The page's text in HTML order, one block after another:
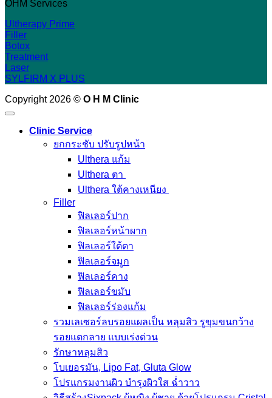
OHM Services
Ultherapy Prime
Filler
Botox
Treatment
Laser
SYLFIRM X PLUS
Copyright 2026 © O H M Clinic
Clinic Service
ยกกระชับ ปรับรูปหน้า
Ulthera แก้ม
Ulthera ตา
Ulthera ใต้คางเหนียง
Filler
ฟิลเลอร์ปาก
ฟิลเลอร์หน้าผาก
ฟิลเลอร์ใต้ตา
ฟิลเลอร์จมูก
ฟิลเลอร์คาง
ฟิลเลอร์ขมับ
ฟิลเลอร์ร่องแก้ม
รวมเลเซอร์ลบรอยแผลเป็น หลุมสิว รูขุมขนกว้าง
รอยแตกลาย แบบเร่งด่วน
รักษาหลุมสิว
โบเยอรมัน, Lipo Fat, Gluta Glow
โปรแกรมงานผิว บำรุงผิวใส ฉ่ำวาว